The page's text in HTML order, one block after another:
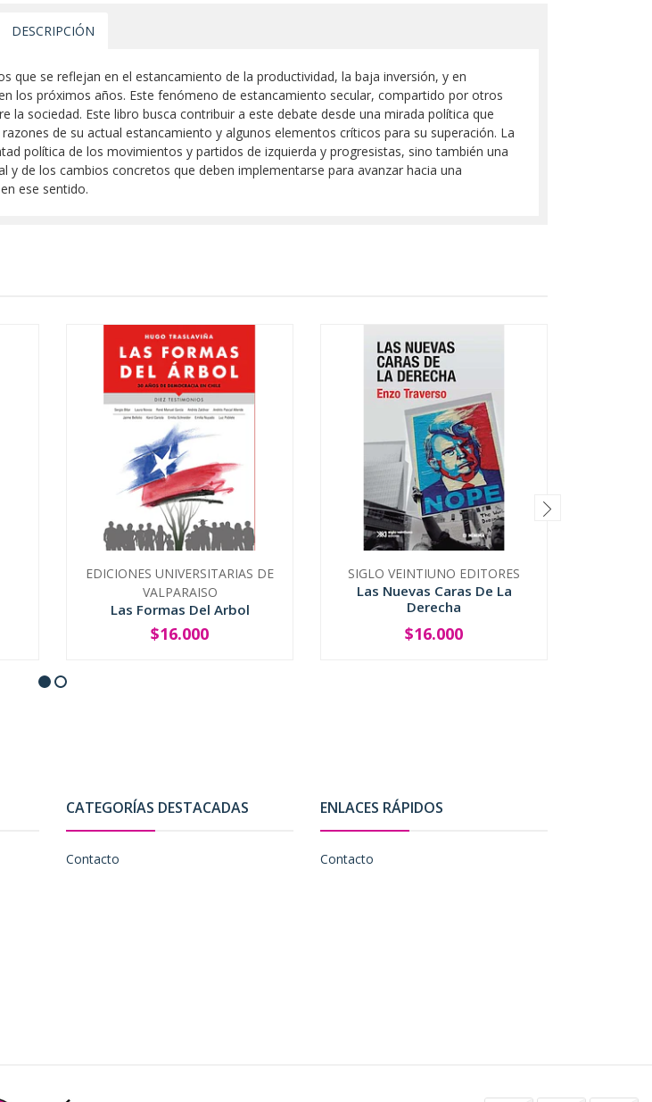
DESCRIPCIÓN
que se reflejan en el estancamiento de la productividad, la baja inversión, y en
los próximos años. Este fenómeno de estancamiento secular, compartido por otros
la sociedad. Este libro busca contribuir a este debate desde una mirada política que
de su actual estancamiento y algunos elementos críticos para su superación. La
política de los movimientos y partidos de izquierda y progresistas, sino también una
de los cambios concretos que deben implementarse para avanzar hacia una
ese sentido.
EDICIONES UNIVERSITARIAS DE
VALPARAISO
Las Formas Del Arbol
+
$16.000
SIGLO VEINTIUNO EDITORES
Las Nuevas Caras De La
Derecha
+
$16.000
CATEGORÍAS DESTACADAS
Contacto
ENLACES RÁPIDOS
Contacto